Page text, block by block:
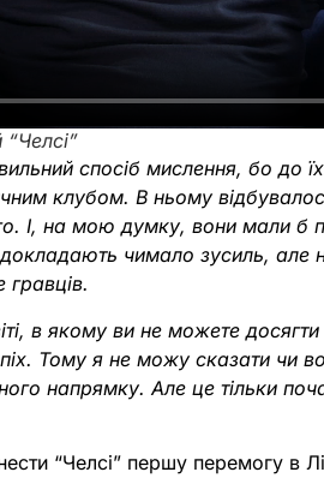
спосіб мислення, бо до
клубом. В ньому
І, на мою думку, вони мали б
чимало зусиль, але
гравців.
в якому ви не можете
Тому я не можу сказати чи
напрямку. Але це тільки
“Челсі” першу перемогу в